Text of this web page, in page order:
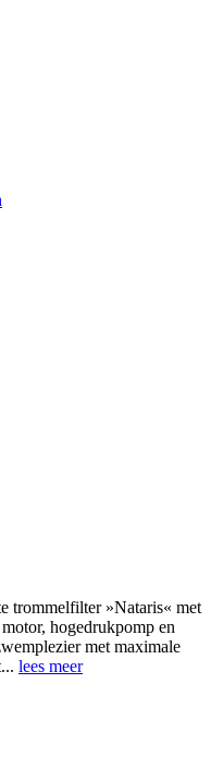
trommelfilter »Nataris« met
hogedrukpomp en
met maximale
lees meer